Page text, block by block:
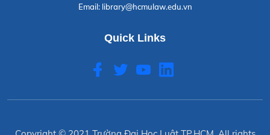
Email: library@hcmulaw.edu.vn
Quick Links